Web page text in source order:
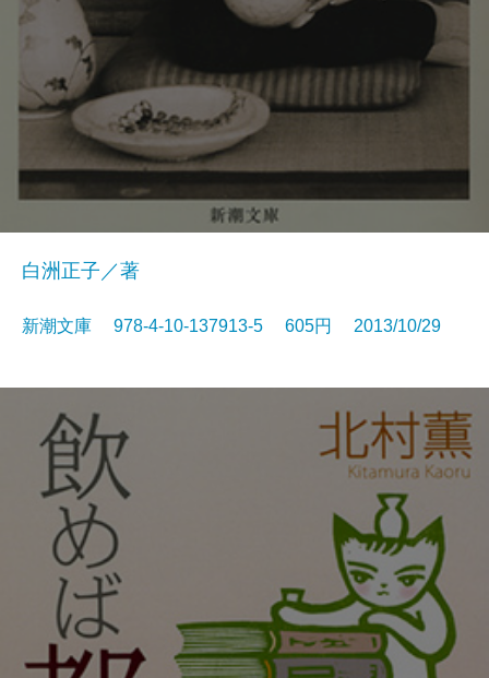
白洲正子／著
新潮文庫 978-4-10-137913-5 605円 2013/10/29